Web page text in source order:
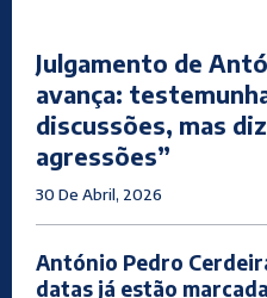
Julgamento de
avança:
discussões, mas
agressões”
30 De Abril, 2026
António Pedro
datas já estão